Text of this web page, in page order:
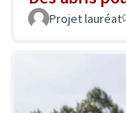
Projet lauréat